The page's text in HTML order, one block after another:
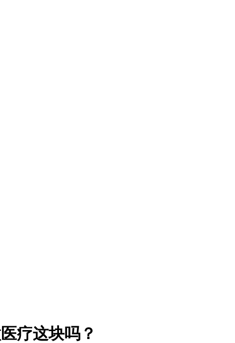
疗这块吗？